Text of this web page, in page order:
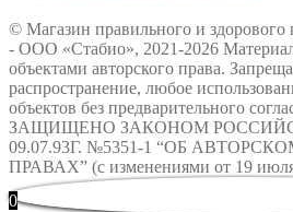
© Магазин правильного и
- ООО «Стабио», 2021-2026
объектами авторского права.
распространение, любое
объектов без предварительного
ЗАЩИЩЕНО ЗАКОНОМ
09.07.93Г. №5351-1 “ОБ
ПРАВАХ” (с изменениями от 19 июля
0